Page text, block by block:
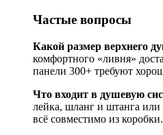
Частые вопросы
Какой размер верхнего
комфортного «ливня»
панели 300+ требуют
Что входит в душевую
лейка, шланг и штанга или
всё совместимо из коробки.